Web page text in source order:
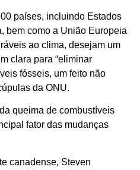
países, incluindo Estados
bem como a União Europeia
ao clima, desejam um
clara para “eliminar
fósseis, um feito não
da ONU.
queima de combustíveis
fator das mudanças
canadense, Steven